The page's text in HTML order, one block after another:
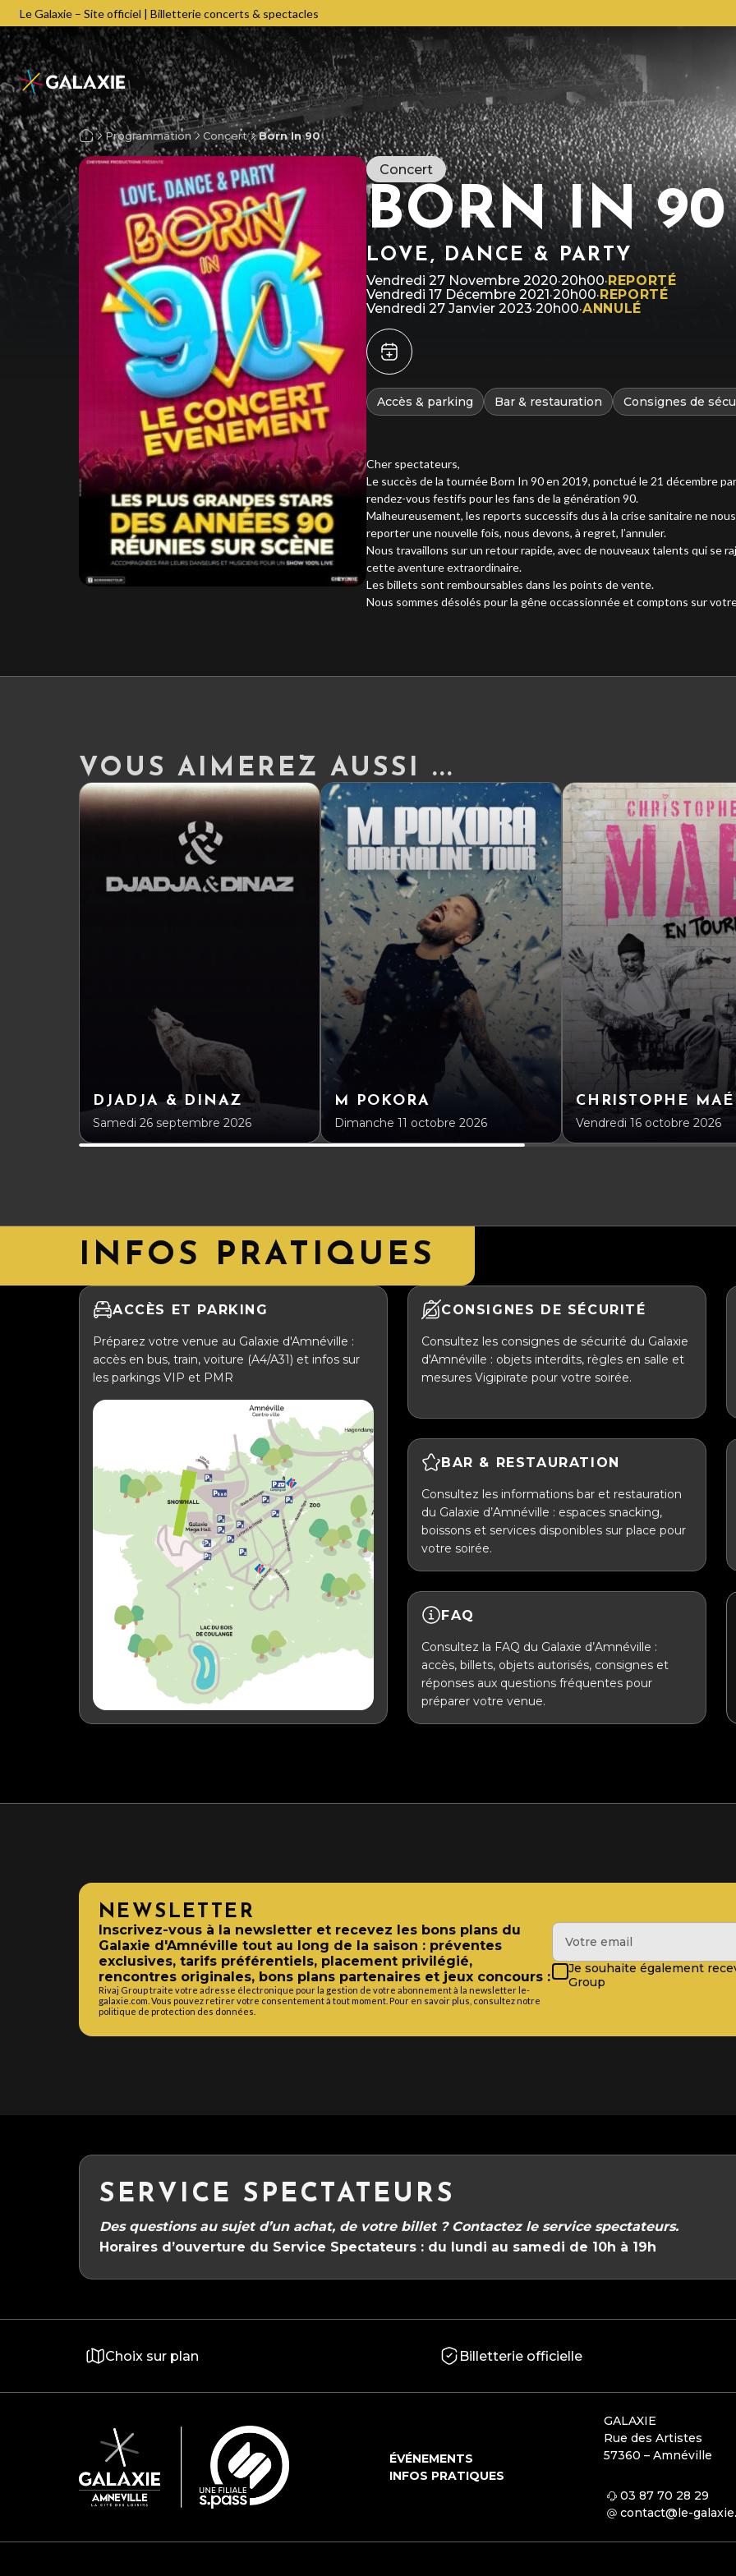
Le Galaxie – Site officiel | Billetterie concerts & spectacles
Programmation Concert Born In 90
Concert
BORN IN 90
LOVE, DANCE & PARTY
Vendredi 27 Novembre 2020·20h00·REPORTÉ
Vendredi 17 Décembre 2021·20h00·REPORTÉ
Vendredi 27 Janvier 2023·20h00·ANNULÉ
Accès & parking Bar & restauration Consignes de
Cher spectateurs,
Le succès de la tournée Born In 90 en 2019, ponctué le 21 décembre
rendez-vous festifs pour les fans de la génération 90.
Malheureusement, les reports successifs dus à la crise sanitaire ne
reporter une nouvelle fois, nous devons, à regret, l’annuler.
Nous travaillons sur un retour rapide, avec de nouveaux talents qui se
cette aventure extraordinaire.
Les billets sont remboursables dans les points de vente.
Nous sommes désolés pour la gêne occassionnée et comptons sur
VOUS AIMEREZ AUSSI ...
DJADJA & DINAZ
Samedi 26 septembre 2026
M POKORA
Dimanche 11 octobre 2026
CHRISTOPHE MAÉ
Vendredi 16 octobre 2026
INFOS PRATIQUES
ACCÈS ET PARKING
Préparez votre venue au Galaxie d'Amnéville :
accès en bus, train, voiture (A4/A31) et infos sur
les parkings VIP et PMR
CONSIGNES DE SÉCURITÉ
Consultez les consignes de sécurité du Galaxie
d'Amnéville : objets interdits, règles en salle et
mesures Vigipirate pour votre soirée.
BAR & RESTAURATION
Consultez les informations bar et restauration
du Galaxie d’Amnéville : espaces snacking,
boissons et services disponibles sur place pour
votre soirée.
FAQ
Consultez la FAQ du Galaxie d’Amnéville :
accès, billets, objets autorisés, consignes et
réponses aux questions fréquentes pour
préparer votre venue.
NEWSLETTER
Inscrivez-vous à la newsletter et recevez les bons plans du
Galaxie d'Amnéville tout au long de la saison : préventes
exclusives, tarifs préférentiels, placement privilégié,
rencontres originales, bons plans partenaires et jeux concours :
Rivaj Group traite votre adresse électronique pour la gestion de votre abonnement à la newsletter le-
galaxie.com. Vous pouvez retirer votre consentement à tout moment. Pour en savoir plus, consultez notre
politique de protection des données.
Je souhaite également
Group
SERVICE SPECTATEURS
Des questions au sujet d’un achat, de votre billet ? Contactez le service spectateurs.
Horaires d’ouverture du Service Spectateurs : du lundi au samedi de 10h à 19h
Choix sur plan Billetterie officielle
ÉVÉNEMENTS
INFOS PRATIQUES
GALAXIE
Rue des Artistes
57360 – Amnéville
03 87 70 28 29
contact@le-